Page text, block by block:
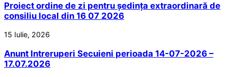
Proiect ordine de zi pentru ședința extraordinară de
consiliu local din 16 07 2026
15 Iulie, 2026
Anunt Intreruperi Secuieni perioada 14-07-2026 –
17.07.2026